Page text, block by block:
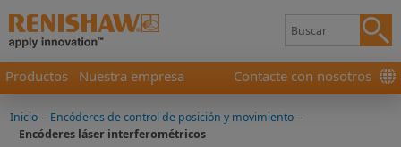
Productos Nuestra empresa Contacte con nosotros
Inicio - Encóderes de control de posición y movimiento -
Encóderes láser interferométricos